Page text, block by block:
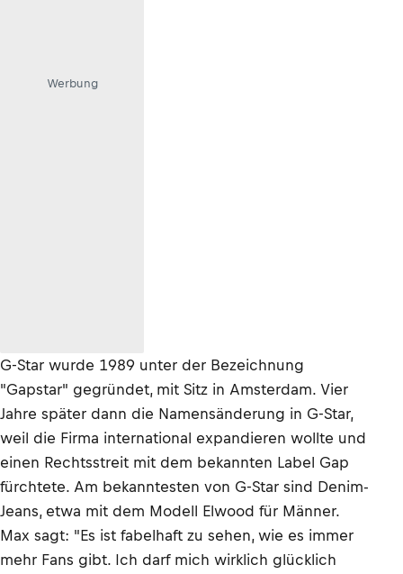
Werbung
G-Star wurde 1989 unter der Bezeichnung
"Gapstar" gegründet, mit Sitz in Amsterdam. Vier
Jahre später dann die Namensänderung in G-Star,
weil die Firma international expandieren wollte und
einen Rechtsstreit mit dem bekannten Label Gap
fürchtete. Am bekanntesten von G-Star sind Denim-
Jeans, etwa mit dem Modell Elwood für Männer.
Max sagt: "Es ist fabelhaft zu sehen, wie es immer
mehr Fans gibt. Ich darf mich wirklich glücklich